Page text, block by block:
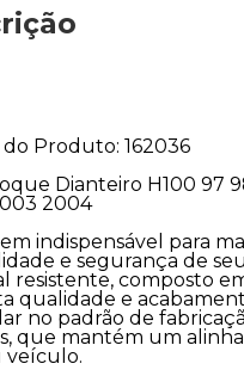
Produto: 162036
Dianteiro H100 97
2004
indispensável para
e segurança de
resistente, composto
qualidade e
no padrão de
que mantém um
veículo.